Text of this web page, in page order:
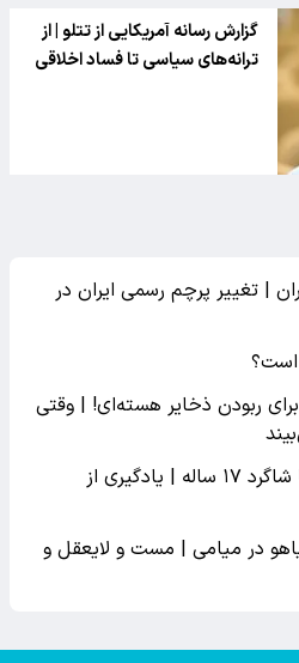
گزارش رسانه آمریکایی از تتلو | از
ترانه‌های سیاسی تا فساد اخلاقی
| تغییر پرچم رسمی ایران در
است؟
برای ربودن ذخایر هسته‌ای! | وقتی
رسوایی جنسی معلم زن با شاگرد ۱۷ ساله | یادگیری از
در میامی | مست و لایعقل و